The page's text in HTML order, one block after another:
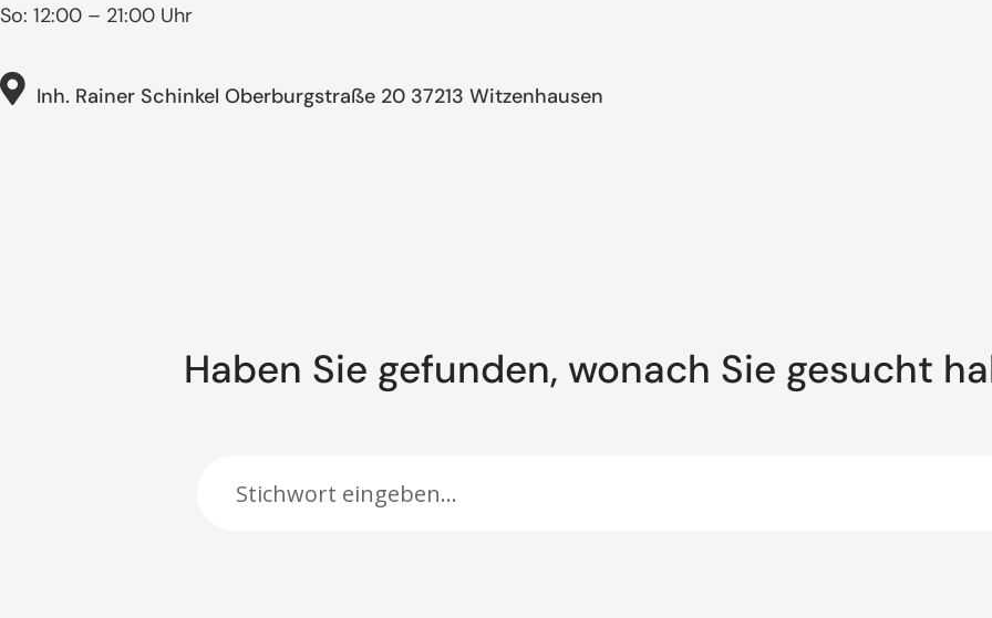
So: 12:00 – 21:00 Uhr
Inh. Rainer Schinkel Oberburgstraße 20 37213 Witzenhausen
Haben Sie gefunden, wonach Sie gesucht